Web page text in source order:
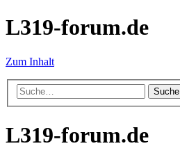
L319-forum.de
Zum Inhalt
Suche
L319-forum.de